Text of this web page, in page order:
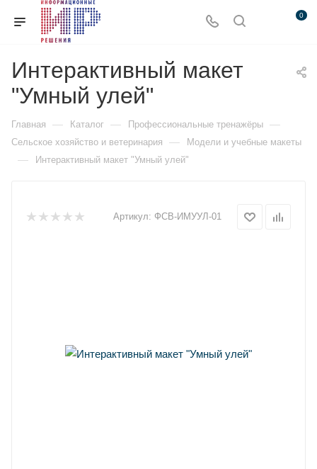
0
Интерактивный макет
"Умный улей"
Главная — Каталог — Профессиональные тренажёры —
Сельское хозяйство и ветеринария — Модели и учебные макеты
— Интерактивный макет "Умный улей"
Артикул: ФСВ-ИМУУЛ-01